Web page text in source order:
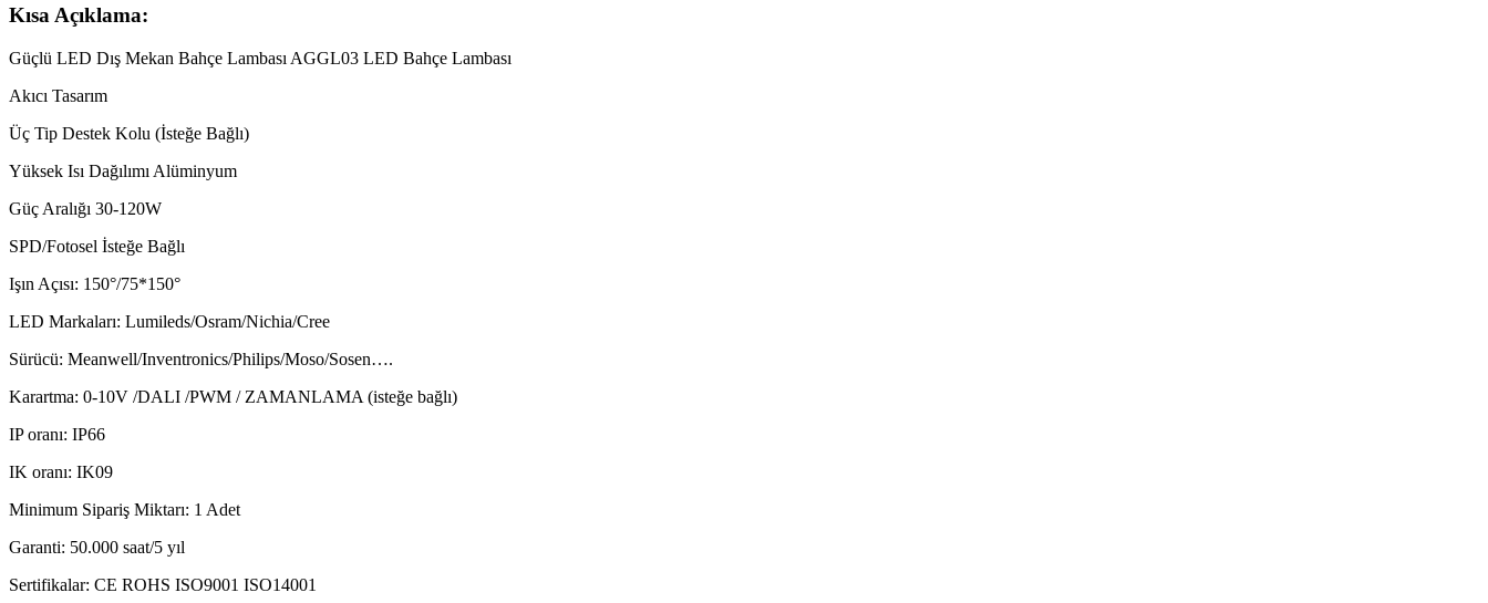
Kısa Açıklama:
Güçlü LED Dış Mekan Bahçe Lambası AGGL03 LED Bahçe Lambası
Akıcı Tasarım
Üç Tip Destek Kolu (İsteğe Bağlı)
Yüksek Isı Dağılımı Alüminyum
Güç Aralığı 30-120W
SPD/Fotosel İsteğe Bağlı
Işın Açısı: 150°/75*150°
LED Markaları: Lumileds/Osram/Nichia/Cree
Sürücü: Meanwell/Inventronics/Philips/Moso/Sosen….
Karartma: 0-10V /DALI /PWM / ZAMANLAMA (isteğe bağlı)
IP oranı: IP66
IK oranı: IK09
Minimum Sipariş Miktarı: 1 Adet
Garanti: 50.000 saat/5 yıl
Sertifikalar: CE ROHS ISO9001 ISO14001